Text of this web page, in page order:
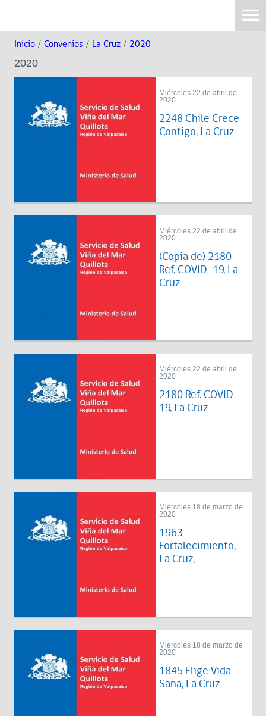
Inicio / Convenios / La Cruz / 2020
2020
Miércoles 22 de abril de
2020
2248 Chile Crece
Contigo, La Cruz
Miércoles 22 de abril de
2020
(Copia de) 2180
Ref. COVID-19, La
Cruz
Miércoles 22 de abril de
2020
2180 Ref. COVID-
19, La Cruz
Miércoles 18 de marzo de
2020
1963
Fortalecimiento,
La Cruz,
Miércoles 18 de marzo de
2020
1845 Elige Vida
Sana, La Cruz